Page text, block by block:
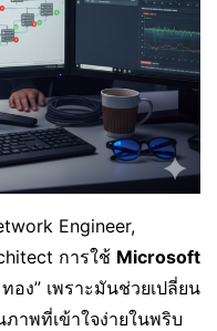
Engineer,
การใช้ Microsoft
อง” เพราะมันช่วยเปลี่ยน
าพที่เข้าใจง่ายในพริบ